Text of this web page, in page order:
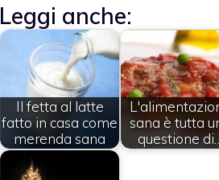
Leggi anche:
Il fetta al latte
fatto in casa come
merenda sana
sana è tutta
questione di…